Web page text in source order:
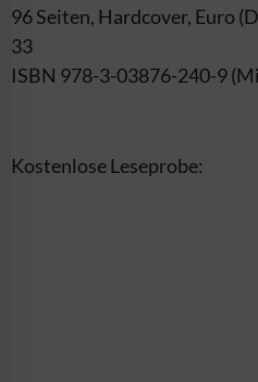
96 Seiten, Hardcover, Euro
33
ISBN 978-3-03876-240-9
Kostenlose Leseprobe: